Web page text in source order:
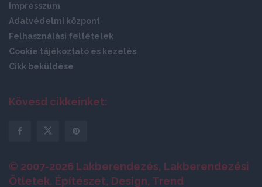
Impresszum
Adatvédelmi központ
Felhasználási feltételek
Cookie tájékoztató és kezelés
Cikk beküldése
Kövesd cikkeinket:
© 2007-2026 Lakberendezés, Lakberendezési
Ötletek, Építészet, Design, Trend